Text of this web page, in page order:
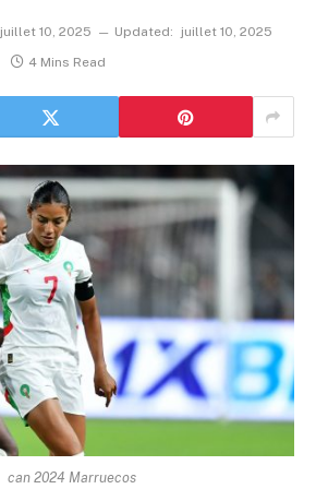
juillet 10, 2025 Updated:
juillet 10, 2025
4 Mins Read
can 2024 Marruecos